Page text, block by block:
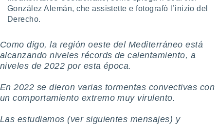
per
degli
González Alemán, che assistette e fotografò l’inizio del
Derecho.
Como digo, la región oeste del Mediterráneo está
alcanzando niveles récords de calentamiento, a
niveles de 2022 por esta época.
En 2022 se dieron varias tormentas convectivas con
un comportamiento extremo muy virulento.
Las estudiamos (ver siguientes mensajes) y